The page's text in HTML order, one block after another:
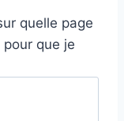
quelle page
que je